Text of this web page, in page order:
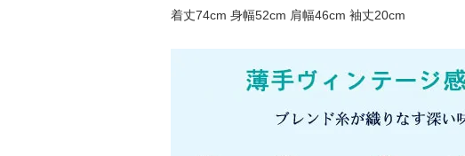
着丈74cm 身幅52cm 肩幅46cm 袖丈20cm